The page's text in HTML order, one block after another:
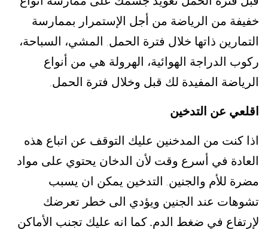
خفيفة من الرياضة من أجل الإستمرار بممارسة
التمارين ذاتها خلال فترة الحمل.
المشي، السباحة،
ركوب الدراجة الهوائية، الهرولة هي من أنواع
الرياضة المفيدة لك قبل وخلال فترة الحمل.
اقلعي عن التدخين
اذا كنت من المدخنين عليك التوقف عن اتباع هذه
العادة في أسرع وقت لأن الدخان يحتوي على مواد
مضرة للأم والجنين.
التدخين يمكن ان يسبب
تشوهات عند الجنين ويؤدي الى خطر تعرضك
لإرتفاع في ضغط الدم. كما انه عليك تجنب الأماكن